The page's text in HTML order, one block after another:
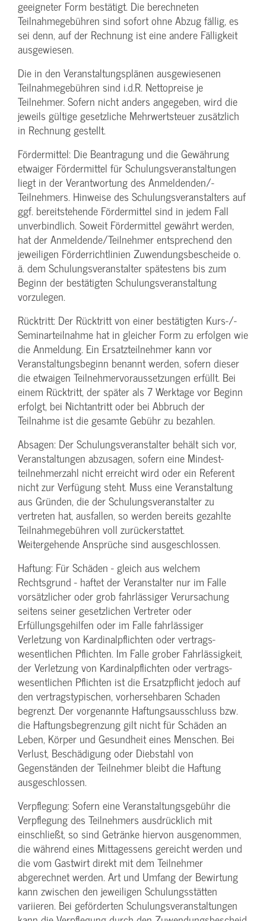
geeigneter Form bestätigt. Die berechneten
Teilnahmegebühren sind sofort ohne Abzug fällig, es
sei denn, auf der Rechnung ist eine andere Fälligkeit
ausgewiesen.
Die in den Veranstaltungsplänen ausgewiesenen
Teilnahmegebühren sind i.d.R. Nettopreise je
Teilnehmer. Sofern nicht anders angegeben, wird die
jeweils gültige gesetzliche Mehrwertsteuer zusätzlich
in Rechnung gestellt.
Fördermittel: Die Beantragung und die Gewährung
etwaiger Fördermittel für Schulungs­veranstaltungen
liegt in der Verantwortung des Anmeldenden/­
Teilnehmers. Hinweise des Schulungs­veranstalters auf
ggf. bereitstehende Fördermittel sind in jedem Fall
unverbindlich. Soweit Fördermittel gewährt werden,
hat der Anmeldende/­Teilnehmer entsprechend den
jeweiligen Förderrichtlinien Zuwendungs­bescheide o.
ä. dem Schulungs­veranstalter spätestens bis zum
Beginn der bestätigten Schulungs­veranstaltung
vorzulegen.
Rücktritt: Der Rücktritt von einer bestätigten Kurs-/­
Seminarteilnahme hat in gleicher Form zu erfolgen wie
die Anmeldung. Ein Ersatzteilnehmer kann vor
Veranstaltungs­beginn benannt werden, sofern dieser
die etwaigen Teilnehmer­voraussetzungen erfüllt. Bei
einem Rücktritt, der später als 7 Werktage vor Beginn
erfolgt, bei Nichtantritt oder bei Abbruch der
Teilnahme ist die gesamte Gebühr zu bezahlen.
Absagen: Der Schulungs­veranstalter behält sich vor,
Veranstaltungen abzusagen, sofern eine Mindest­
teilnehmerzahl nicht erreicht wird oder ein Referent
nicht zur Verfügung steht. Muss eine Veranstaltung
aus Gründen, die der Schulungs­veranstalter zu
vertreten hat, ausfallen, so werden bereits gezahlte
Teilnahme­gebühren voll zurückerstattet.
Weitergehende Ansprüche sind ausgeschlossen.
Haftung: Für Schäden - gleich aus welchem
Rechtsgrund - haftet der Veranstalter nur im Falle
vorsätzlicher oder grob fahrlässiger Verursachung
seitens seiner gesetzlichen Vertreter oder
Erfüllungsgehilfen oder im Falle fahrlässiger
Verletzung von Kardinalpflichten oder vertrags­
wesentlichen Pflichten. Im Falle grober Fahrlässigkeit,
der Verletzung von Kardinalpflichten oder vertrags­
wesentlichen Pflichten ist die Ersatzpflicht jedoch auf
den vertragstypischen, vorhersehbaren Schaden
begrenzt. Der vorgenannte Haftungs­ausschluss bzw.
die Haftungs­begrenzung gilt nicht für Schäden an
Leben, Körper und Gesundheit eines Menschen. Bei
Verlust, Beschädigung oder Diebstahl von
Gegenständen der Teilnehmer bleibt die Haftung
ausgeschlossen.
Verpflegung: Sofern eine Veranstaltungs­gebühr die
Verpflegung des Teilnehmers ausdrücklich mit
einschließt, so sind Getränke hiervon ausgenommen,
die während eines Mittagessens gereicht werden und
die vom Gastwirt direkt mit dem Teilnehmer
abgerechnet werden. Art und Umfang der Bewirtung
kann zwischen den jeweiligen Schulungsstätten
variieren. Bei geförderten Schulungs­veranstaltungen